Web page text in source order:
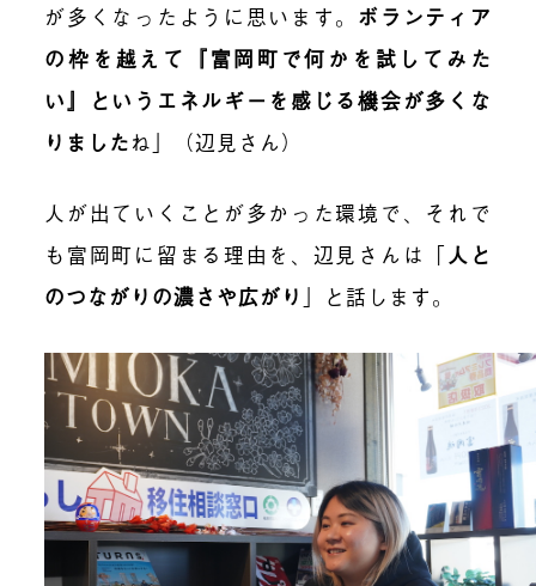
が多くなったように思います。 ボランティア
の枠を越えて『富岡町で何かを試してみた
い』というエネルギーを感じる機会が多くな
りましたね」（辺見さん）
人が出ていくことが多かった環境で、それで
も富岡町に留まる理由を、辺見さんは「人と
のつながりの濃さや広がり 」と話します。